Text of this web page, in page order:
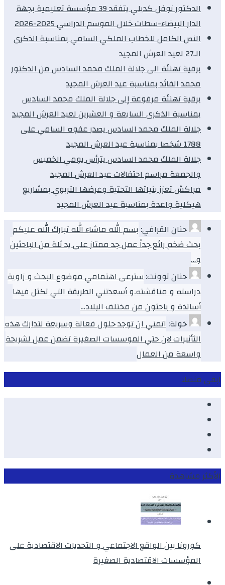
الدكتور نوفل كديلي يتفقد 39 مؤسسة تعليمية بجهة
الدار البيضاء-سطات خلال الموسم الدراسي 2025-2026
النص الكامل للخطاب الملكي السامي بمناسبة الذكرى
الـ27 لعيد العرش المجيد
برقية تهنئة الى جلالة الملك محمد السادس من الدكتور
محمد الفائد بمناسبة عيد العرش المجيد
برقية تهنئة مرفوعة إلى جلالة الملك محمد السادس
بمناسبة الذكرى السابعة و العشرين لعيد العرش المجيد
جلالة الملك محمد السادس يصدر عفوه السامي على
1788 شخصا بمناسبة عيد العرش المجيد
جلالة الملك محمد السادس يترأس يومي الخميس
والجمعة مراسم احتفالات عيد العرش المجيد
مراكش تعزز بنياتها التحتية وعرضها التربوي بمشاريع
هيكلية واعدة بمناسبة عيد العرش المجيد
حنان القرافي: بسم الله ماشاء الله تبارك الله عليكم
بحث ضخم رائع جداً عمل جد ممتاز على يد ثلة من الباحثين
و…
حنان توونت:سترعى اهتمامي موضوع البحث و زاوية
دراسته و مناقشته.و أسعدتني الطريقة التي تكثل فيها
أساتذة و باحثون من مختلف البلاد…
خولة:اتمني ان توجد حلول فعالة وسريعة لتدارك هذه
الثأثيرات لان حتي الموسسات الصغيرة تضمن عمل لشريحة
واسعة من العمال
ابقى متصلا
الأكثر مشاهدة
كورونا بين الواقع الاجتماعي و التحديات الاقتصادية على
المؤسسات الاقتصادية الصغيرة